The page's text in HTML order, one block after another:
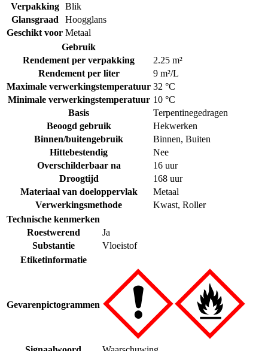
Verpakking
Blik
Glansgraad
Hoogglans
Geschikt voor Metaal
Gebruik
Rendement per verpakking
2.25 m²
Rendement per liter
9 m²/L
Maximale verwerkingstemperatuur 32 °C
Minimale verwerkingstemperatuur 10 °C
Basis
Terpentinegedragen
Beoogd gebruik
Hekwerken
Binnen/buitengebruik
Binnen, Buiten
Hittebestendig
Nee
Overschilderbaar na
16 uur
Droogtijd
168 uur
Materiaal van doeloppervlak
Metaal
Verwerkingsmethode
Kwast, Roller
Technische kenmerken
Roestwerend
Ja
Substantie
Vloeistof
Etiketinformatie
Gevarenpictogrammen